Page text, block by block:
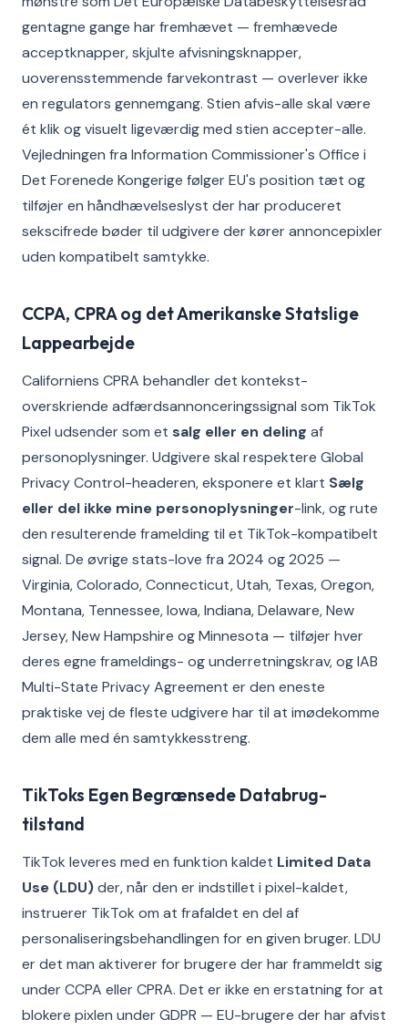
gentagne gange har fremhævet — fremhævede
acceptknapper, skjulte afvisningsknapper,
uoverensstemmende farvekontrast — overlever ikke
en regulators gennemgang. Stien afvis-alle skal være
ét klik og visuelt ligeværdig med stien accepter-alle.
Vejledningen fra Information Commissioner's Office i
Det Forenede Kongerige følger EU's position tæt og
tilføjer en håndhævelseslyst der har produceret
sekscifrede bøder til udgivere der kører annoncepixler
uden kompatibelt samtykke.
CCPA, CPRA og det Amerikanske Statslige
Lappearbejde
Californiens CPRA behandler det kontekst-
overskriende adfærdsannonceringssignal som TikTok
Pixel udsender som et salg eller en deling af
personoplysninger. Udgivere skal respektere Global
Privacy Control-headeren, eksponere et klart Sælg
eller del ikke mine personoplysninger-link, og rute
den resulterende framelding til et TikTok-kompatibelt
signal. De øvrige stats-love fra 2024 og 2025 —
Virginia, Colorado, Connecticut, Utah, Texas, Oregon,
Montana, Tennessee, Iowa, Indiana, Delaware, New
Jersey, New Hampshire og Minnesota — tilføjer hver
deres egne frameldings- og underretningskrav, og IAB
Multi-State Privacy Agreement er den eneste
praktiske vej de fleste udgivere har til at imødekomme
dem alle med én samtykkesstreng.
TikToks Egen Begrænsede Databrug-
tilstand
TikTok leveres med en funktion kaldet Limited Data
Use (LDU)der, når den er indstillet i pixel-kaldet,
instruerer TikTok om at frafaldet en del af
personaliseringsbehandlingen for en given bruger. LDU
er det man aktiverer for brugere der har frammeldt sig
under CCPA eller CPRA. Det er ikke en erstatning for at
blokere pixlen under GDPR — EU-brugere der har afvist